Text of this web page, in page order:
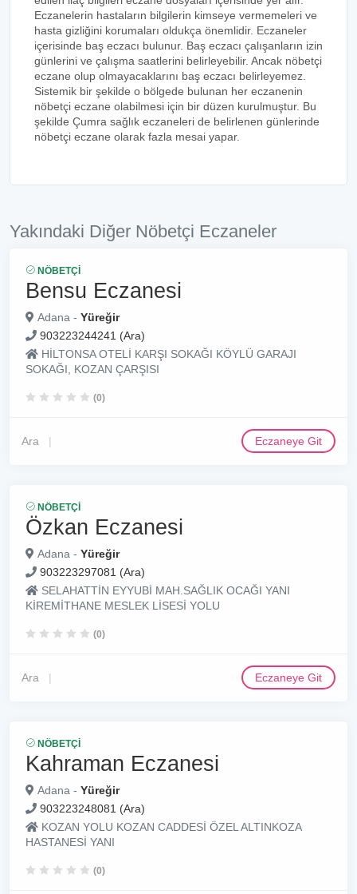
Eczanelerin hastaların bilgilerin kimseye vermemeleri ve
hasta gizliğini korumaları oldukça önemlidir. Eczaneler
içerisinde baş eczacı bulunur. Baş eczacı çalışanların izin
günlerini ve çalışma saatlerini belirleyebilir. Ancak nöbetçi
eczane olup olmayacaklarını baş eczacı belirleyemez.
Sistemik bir şekilde o bölgede bulunan her eczanenin
nöbetçi eczane olabilmesi için bir düzen kurulmuştur. Bu
şekilde Çumra sağlık eczaneleri de belirlenen günlerinde
nöbetçi eczane olarak fazla mesai yapar.
Yakındaki Diğer Nöbetçi Eczaneler
NÖBETÇI
Bensu Eczanesi
Adana - Yüreğir
903223244241 (Ara)
HİLTONSA OTELİ KARŞI SOKAĞI KÖYLÜ GARAJI
SOKAĞI, KOZAN ÇARŞISI
(0)
Ara Eczaneye Git
NÖBETÇI
Özkan Eczanesi
Adana - Yüreğir
903223297081 (Ara)
SELAHATTİN EYYUBİ MAH.SAĞLIK OCAĞI YANI
KİREMİTHANE MESLEK LİSESİ YOLU
(0)
Ara Eczaneye Git
NÖBETÇI
Kahraman Eczanesi
Adana - Yüreğir
903223248081 (Ara)
KOZAN YOLU KOZAN CADDESİ ÖZEL ALTINKOZA
HASTANESİ YANI
(0)